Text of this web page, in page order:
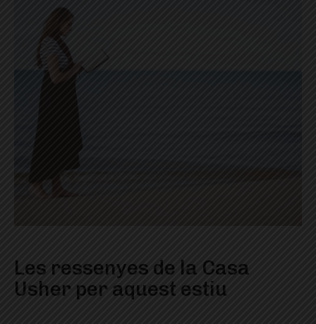
Les ressenyes de la Casa
Usher per aquest estiu